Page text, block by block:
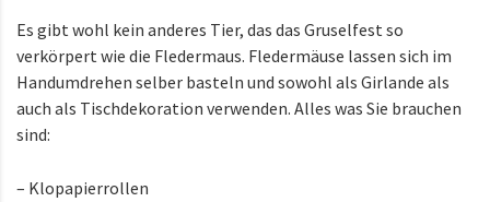
Es gibt wohl kein anderes Tier, das das Gruselfest so
verkörpert wie die Fledermaus. Fledermäuse lassen sich im
Handumdrehen selber basteln und sowohl als Girlande als
auch als Tischdekoration verwenden. Alles was Sie brauchen
sind:
– Klopapierrollen